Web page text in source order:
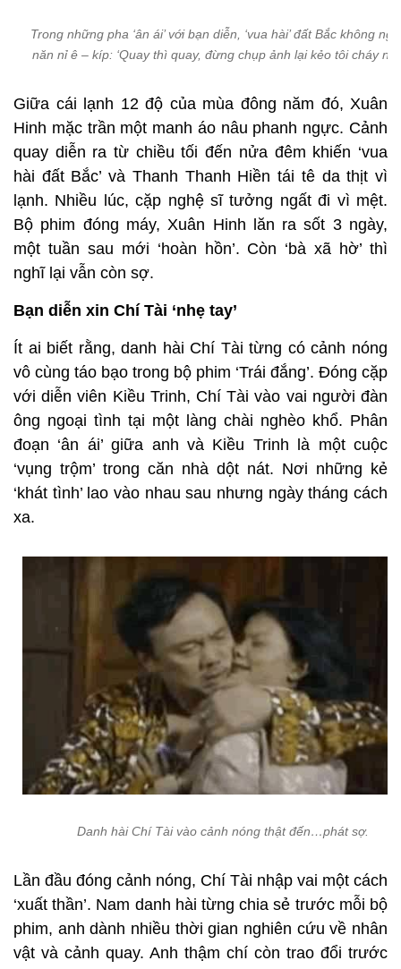
Trong những pha ‘ân ái’ với bạn diễn, ‘vua hài’ đất Bắc không
năn nỉ ê – kíp: ‘Quay thì quay, đừng chụp ảnh lại kẻo tôi cháy
Giữa cái lạnh 12 độ của mùa đông năm đó, Xuân
Hinh mặc trần một manh áo nâu phanh ngực. Cảnh
quay diễn ra từ chiều tối đến nửa đêm khiến ‘vua
hài đất Bắc’ và Thanh Thanh Hiền tái tê da thịt vì
lạnh. Nhiều lúc, cặp nghệ sĩ tưởng ngất đi vì mệt.
Bộ phim đóng máy, Xuân Hinh lăn ra sốt 3 ngày,
một tuần sau mới ‘hoàn hồn’. Còn ‘bà xã hờ’ thì
nghĩ lại vẫn còn sợ.
Bạn diễn xin Chí Tài ‘nhẹ tay’
Ít ai biết rằng, danh hài Chí Tài từng có cảnh nóng
vô cùng táo bạo trong bộ phim ‘Trái đắng’. Đóng cặp
với diễn viên Kiều Trinh, Chí Tài vào vai người đàn
ông ngoại tình tại một làng chài nghèo khổ. Phân
đoạn ‘ân ái’ giữa anh và Kiều Trinh là một cuộc
‘vụng trộm’ trong căn nhà dột nát. Nơi những kẻ
‘khát tình’ lao vào nhau sau nhưng ngày tháng cách
xa.
Danh hài Chí Tài vào cảnh nóng thật đến…phát sợ.
Lần đầu đóng cảnh nóng, Chí Tài nhập vai một cách
‘xuất thần’. Nam danh hài từng chia sẻ trước mỗi bộ
phim, anh dành nhiều thời gian nghiên cứu về nhân
vật và cảnh quay. Anh thậm chí còn trao đổi trước